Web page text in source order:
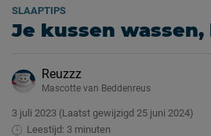
SLAAPTIPS
Je kussen wassen,
Reuzzz
Mascotte van Beddenreus
3 juli 2023 (Laatst gewijzigd 25 juni 2024)
Leestijd: 3 minuten